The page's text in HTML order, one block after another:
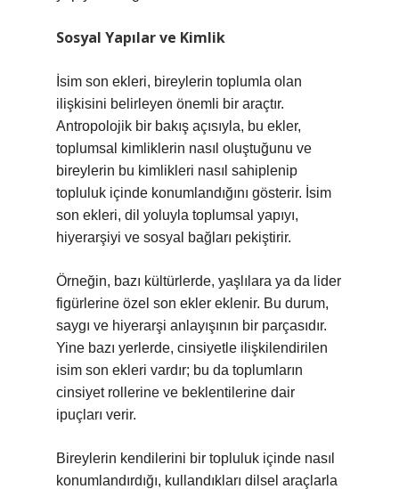
Sosyal Yapılar ve Kimlik
İsim son ekleri, bireylerin toplumla olan
ilişkisini belirleyen önemli bir araçtır.
Antropolojik bir bakış açısıyla, bu ekler,
toplumsal kimliklerin nasıl oluştuğunu ve
bireylerin bu kimlikleri nasıl sahiplenip
topluluk içinde konumlandığını gösterir. İsim
son ekleri, dil yoluyla toplumsal yapıyı,
hiyerarşiyi ve sosyal bağları pekiştirir.
Örneğin, bazı kültürlerde, yaşlılara ya da lider
figürlerine özel son ekler eklenir. Bu durum,
saygı ve hiyerarşi anlayışının bir parçasıdır.
Yine bazı yerlerde, cinsiyetle ilişkilendirilen
isim son ekleri vardır; bu da toplumların
cinsiyet rollerine ve beklentilerine dair
ipuçları verir.
Bireylerin kendilerini bir topluluk içinde nasıl
konumlandırdığı, kullandıkları dilsel araçlarla